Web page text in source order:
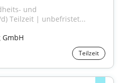
und
Teilzeit | unbefristet...
Teilzeit